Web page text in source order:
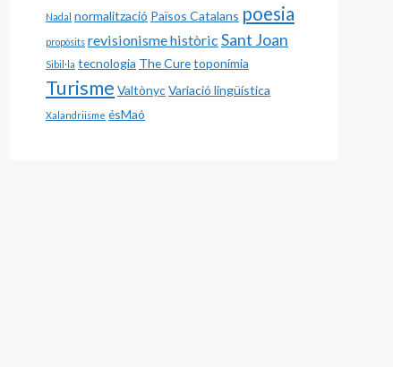
Nadal normalització Països Catalans poesia
propòsits revisionisme històric Sant Joan
Sibil·la tecnologia The Curetoponímia
Turisme ValtònycVariació lingüística
Xalandriisme ésMaó